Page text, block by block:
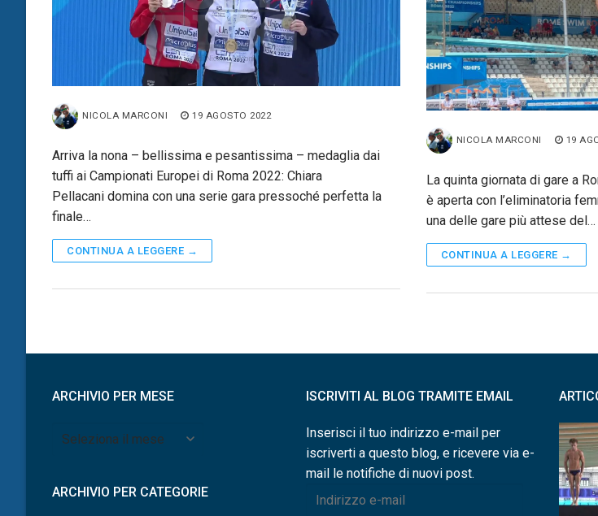
NICOLA MARCONI 19 AGOSTO 2022
Arriva la nona – bellissima e pesantissima – medaglia dai
tuffi ai Campionati Europei di Roma 2022: Chiara
Pellacani domina con una serie gara pressoché perfetta la
finale…
CONTINUA A LEGGERE →
NICOLA MARCONI 19
La quinta giornata di gare a
è aperta con l’eliminatoria
una delle gare più attese del…
CONTINUA A LEGGERE →
ARCHIVIO PER MESE
Archivio
ARCHIVIO PER CATEGORIE
ISCRIVITI AL BLOG TRAMITE EMAIL
Inserisci il tuo indirizzo e-mail per
iscriverti a questo blog, e ricevere via e-
mail le notifiche di nuovi post.
Indirizzo